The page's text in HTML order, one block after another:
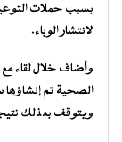
بسبب حملات
لانتشار الوباء.
وأضاف خلال لقاء مع
ويتوقف بعذلك نتيجة